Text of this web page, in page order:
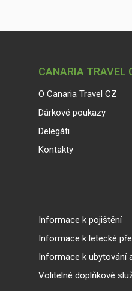
CANARIA TRAVEL
O Canaria Travel CZ
Dárkové poukazy
Delegáti
Kontakty
Informace k pojištění
Informace k letecké
Informace k ubytování
Volitelné doplňkové